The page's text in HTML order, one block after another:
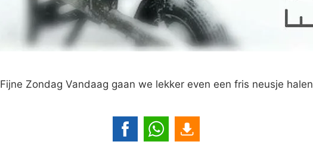
Fijne Zondag Vandaag gaan we lekker even een fris neusje halen